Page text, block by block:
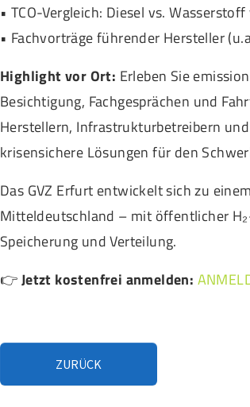
• TCO-Vergleich: Diesel vs.
• Fachvorträge führender Hersteller
Highlight vor Ort: Erleben Sie
Besichtigung, Fachgesprächen und
Herstellern, Infrastrukturbetreibern
krisensichere Lösungen für den
Das GVZ Erfurt entwickelt sich zu
Mitteldeutschland – mit öffentlicher
Speicherung und Verteilung.
👉Jetzt kostenfrei anmelden:
ZURÜCK